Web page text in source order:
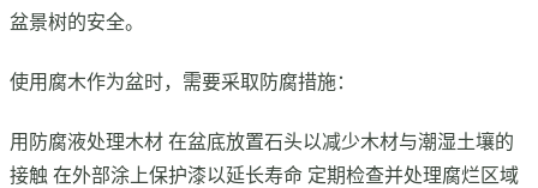
盆景树的安全。
使用腐木作为盆时，需要采取防腐措施：
用防腐液处理木材 在盆底放置石头以减少木材与潮湿土壤的
接触 在外部涂上保护漆以延长寿命 定期检查并处理腐烂区域